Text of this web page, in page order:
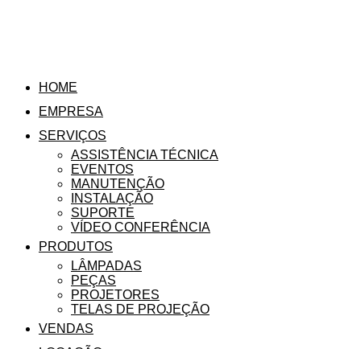
HOME
EMPRESA
SERVIÇOS
ASSISTÊNCIA TÉCNICA
EVENTOS
MANUTENÇÃO
INSTALAÇÃO
SUPORTE
VÍDEO CONFERÊNCIA
PRODUTOS
LÂMPADAS
PEÇAS
PROJETORES
TELAS DE PROJEÇÃO
VENDAS